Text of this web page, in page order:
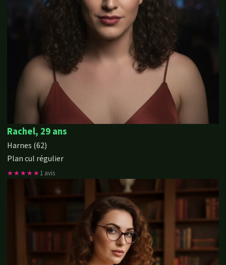
Rachel, 29 ans
Harnes (62)
Plan cul régulier
★★★★★1 avis